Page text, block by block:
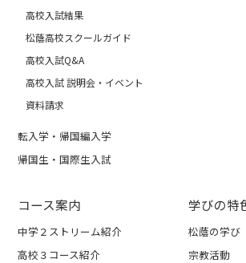
高校入試結果
松蔭高校スクールガイド
高校入試Q&A
高校入試 説明会・イベント
資料請求
転入学・帰国編入学
帰国生・国際生入試
コース案内
中学２ストリーム紹介
高校３コース紹介
学びの特
松蔭の学び
宗教活動